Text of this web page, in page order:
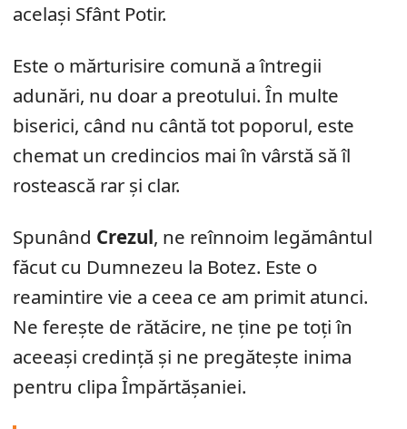
același Sfânt Potir.
Este o mărturisire comună a întregii
adunări, nu doar a preotului. În multe
biserici, când nu cântă tot poporul, este
chemat un credincios mai în vârstă să îl
rostească rar și clar.
Spunând Crezul, ne reînnoim legământul
făcut cu Dumnezeu la Botez. Este o
reamintire vie a ceea ce am primit atunci.
Ne ferește de rătăcire, ne ține pe toți în
aceeași credință și ne pregătește inima
pentru clipa Împărtășaniei.